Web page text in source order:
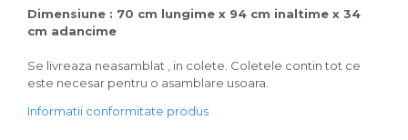
Dimensiune : 70 cm lungime x 94 cm inaltime x 34
cm adancime
Se livreaza neasamblat , in colete. Coletele contin tot ce
este necesar pentru o asamblare usoara.
Informatii conformitate produs